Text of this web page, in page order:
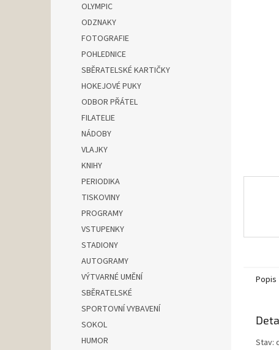
OLYMPIC
ODZNAKY
FOTOGRAFIE
POHLEDNICE
SBĚRATELSKÉ KARTIČKY
HOKEJOVÉ PUKY
ODBOR PŘÁTEL
FILATELIE
NÁDOBY
VLAJKY
KNIHY
PERIODIKA
TISKOVINY
PROGRAMY
VSTUPENKY
STADIONY
AUTOGRAMY
VÝTVARNÉ UMĚNÍ
SBĚRATELSKÉ
SPORTOVNÍ VYBAVENÍ
SOKOL
HUMOR
Popis
Stav: